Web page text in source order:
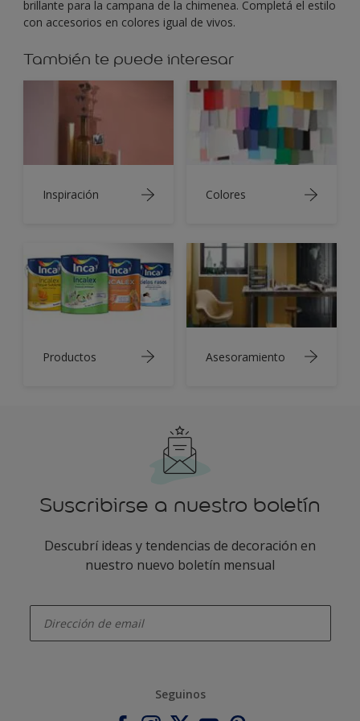
brillante para la campana de la chimenea. Completá el estilo
con accesorios en colores igual de vivos.
También te puede interesar
Inspiración Colores
Productos Asesoramiento
Suscribirse a nuestro boletín
Descubrí ideas y tendencias de decoración en
nuestro nuevo boletín mensual
Seguinos